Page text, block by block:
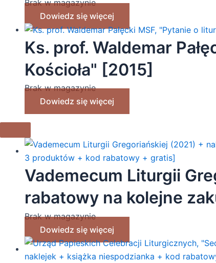
naklejek + książka
Brak w magazynie
Dowiedz się więcej
Ks. prof. Waldemar
Kościoła" [2015]
Brak w magazynie
Dowiedz się więcej
Vademecum Liturgii
rabatowy na kolejne
produktów + kod
Brak w magazynie
Dowiedz się więcej